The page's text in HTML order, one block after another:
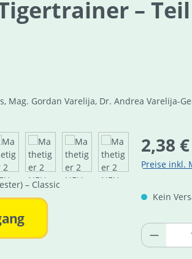
–
Mag. Gordan Varelija, Dr. Andrea Varelija-
Regulärer
2,38 €
Preise inkl.
Kein